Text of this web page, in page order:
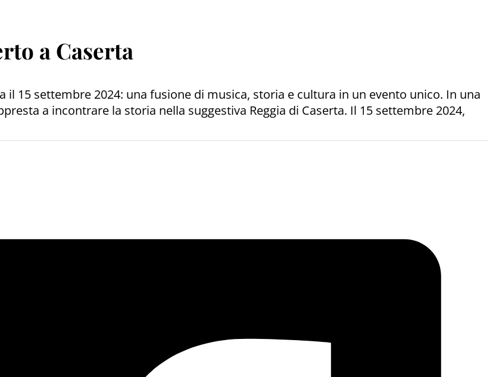
a Caserta
il 15 settembre 2024: una fusione di musica, storia e cultura in un evento unico. In una
a incontrare la storia nella suggestiva Reggia di Caserta. Il 15 settembre 2024,